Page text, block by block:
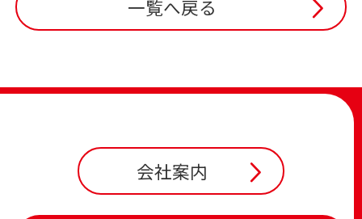
一覧へ戻る
会社案内